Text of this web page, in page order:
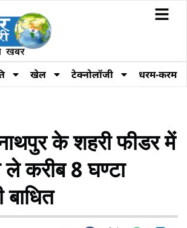
खेल टेक्नोलॉजी धरम-करम
के शहरी फीडर में
करीब 8 घण्टा
बाधित